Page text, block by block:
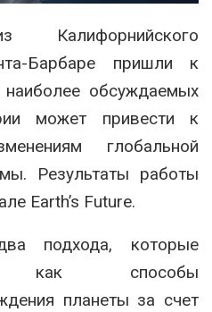
Калифорнийского
Барбаре пришли к
обсуждаемых
может привести к
глобальной
Результаты работы
Earth’s Future.
подхода, которые
как способы
планеты за счет